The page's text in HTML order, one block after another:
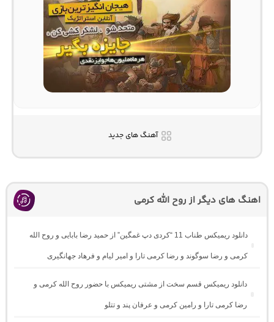
آهنگ های جدید
اهنگ های دیگر از روح الله کرمی
دانلود ریمیکس طناب 11 “کردی دپ غمگین” از حمید رضا بابایی و روح الله
کرمی و رضا سوگوند و رضا کرمی تارا و امیر لیام و فرهاد جهانگیری
دانلود ریمیکس قسم سخت از مشتی ریمیکس با حضور روح الله کرمی و
رضا کرمی تارا و رامین کرمی و عرفان پند و تتلو